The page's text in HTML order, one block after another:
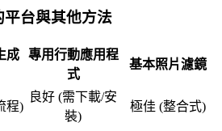
台與其他方法
成
專用行動應用程
式
基本照片濾鏡
程)
良好 (需下載/安
裝)
極佳 (整合式)